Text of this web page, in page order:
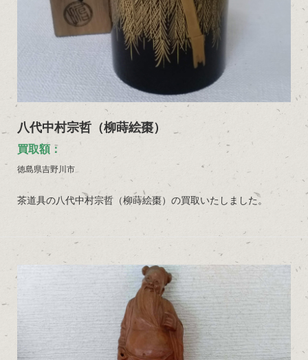
八代中村宗哲（柳蒔絵棗）
買取額：
徳島県吉野川市
茶道具の八代中村宗哲（柳蒔絵棗）の買取いたしました。